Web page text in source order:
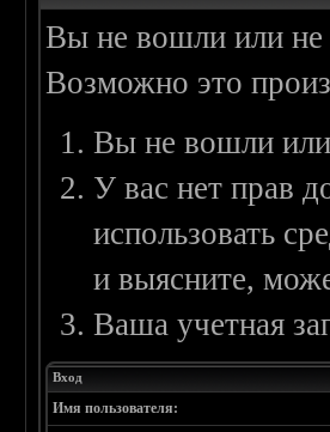
Вы не вошли или не
Возможно это
Вы не вошли или
У вас нет прав
использовать
и выясните,
Ваша учетная
Вход
Имя пользователя: